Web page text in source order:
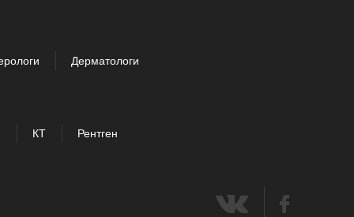
Дерматологи
КТ Рентген